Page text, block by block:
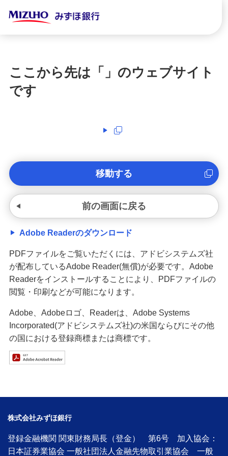
ここから先は「 」のウェブサイト
です
移動する
前の画面に戻る
Adobe Readerのダウンロード
PDFファイルをご覧いただくには、アドビシステムズ社
が配布しているAdobe Reader(無償)が必要です。Adobe
Readerをインストールすることにより、PDFファイルの
閲覧・印刷などが可能になります。
Adobe、Adobeロゴ、Readerは、Adobe Systems
Incorporated(アドビシステムズ社)の米国ならびにその他
の国における登録商標または商標です。
株式会社みずほ銀行
登録金融機関 関東財務局長（登金） 第6号 加入協会：
日本証券業協会 一般社団法人金融先物取引業協会 一般